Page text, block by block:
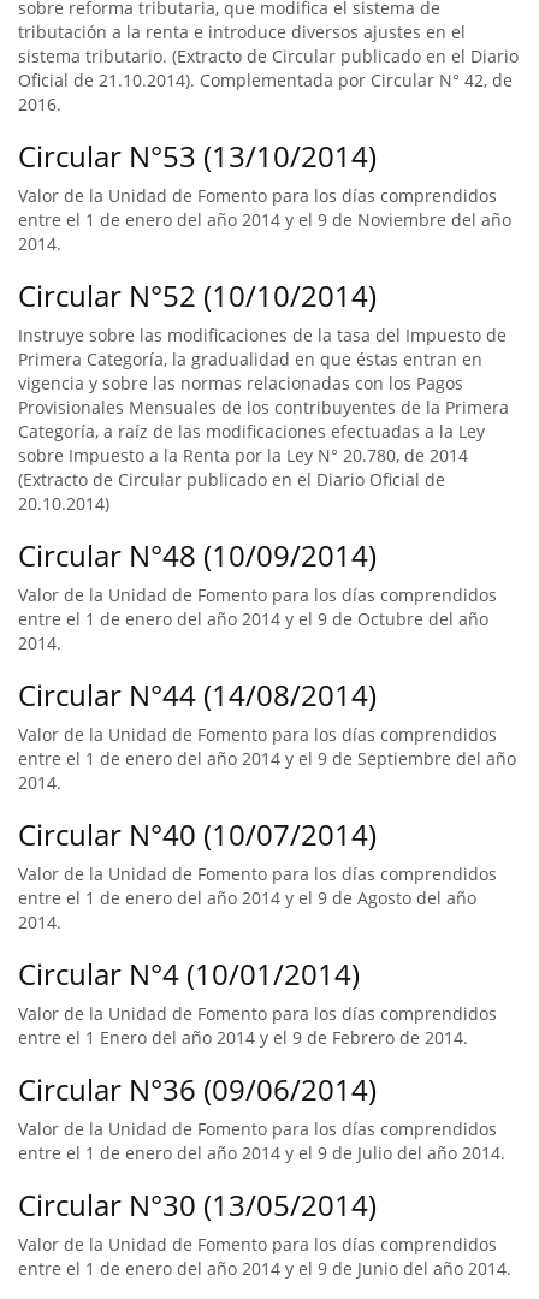
sobre reforma tributaria, que modifica el sistema de
tributación a la renta e introduce diversos ajustes en el
sistema tributario. (Extracto de Circular publicado en el Diario
Oficial de 21.10.2014). Complementada por Circular N° 42, de
2016.
Circular N°53 (13/10/2014)
Valor de la Unidad de Fomento para los días comprendidos
entre el 1 de enero del año 2014 y el 9 de Noviembre del año
2014.
Circular N°52 (10/10/2014)
Instruye sobre las modificaciones de la tasa del Impuesto de
Primera Categoría, la gradualidad en que éstas entran en
vigencia y sobre las normas relacionadas con los Pagos
Provisionales Mensuales de los contribuyentes de la Primera
Categoría, a raíz de las modificaciones efectuadas a la Ley
sobre Impuesto a la Renta por la Ley N° 20.780, de 2014
(Extracto de Circular publicado en el Diario Oficial de
20.10.2014)
Circular N°48 (10/09/2014)
Valor de la Unidad de Fomento para los días comprendidos
entre el 1 de enero del año 2014 y el 9 de Octubre del año
2014.
Circular N°44 (14/08/2014)
Valor de la Unidad de Fomento para los días comprendidos
entre el 1 de enero del año 2014 y el 9 de Septiembre del año
2014.
Circular N°40 (10/07/2014)
Valor de la Unidad de Fomento para los días comprendidos
entre el 1 de enero del año 2014 y el 9 de Agosto del año
2014.
Circular N°4 (10/01/2014)
Valor de la Unidad de Fomento para los días comprendidos
entre el 1 Enero del año 2014 y el 9 de Febrero de 2014.
Circular N°36 (09/06/2014)
Valor de la Unidad de Fomento para los días comprendidos
entre el 1 de enero del año 2014 y el 9 de Julio del año 2014.
Circular N°30 (13/05/2014)
Valor de la Unidad de Fomento para los días comprendidos
entre el 1 de enero del año 2014 y el 9 de Junio del año 2014.